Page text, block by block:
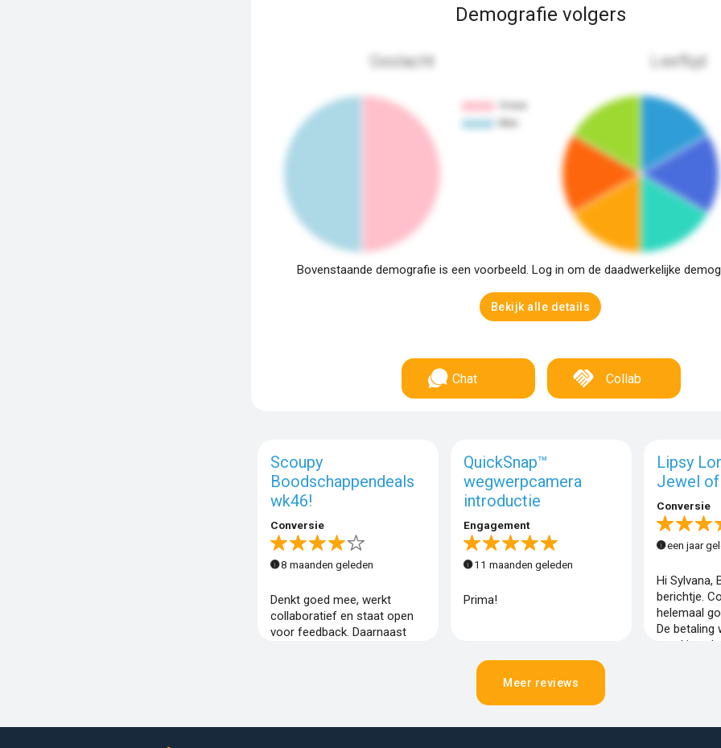
Demografie volgers
Geslacht Leeftijd
Bovenstaande demografie is een voorbeeld. Log in om de daadwerkelijke
Bekijk alle details
Chat Collab
Scoupy
Boodschappendeals
wk46!
Conversie
8 maanden geleden
Denkt goed mee, werkt
collaboratief en staat open
voor feedback. Daarnaast
QuickSnap™
wegwerpcamera
introductie
Engagement
11 maanden geleden
Prima!
Lipsy
Jewel
Conversie
een jaar
Hi Sylvana,
berichtje.
helemaal
De betaling
goed is
Meer reviews